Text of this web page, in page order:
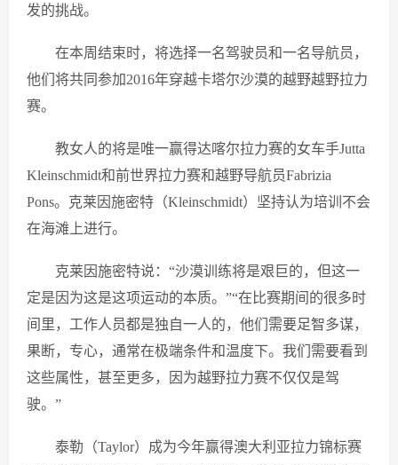
发的挑战。
在本周结束时，将选择一名驾驶员和一名导航员，
他们将共同参加2016年穿越卡塔尔沙漠的越野越野拉力
赛。
教女人的将是唯一赢得达喀尔拉力赛的女车手Jutta
Kleinschmidt和前世界拉力赛和越野导航员Fabrizia
Pons。克莱因施密特（Kleinschmidt）坚持认为培训不会
在海滩上进行。
克莱因施密特说：“沙漠训练将是艰巨的，但这一
定是因为这是这项运动的本质。”“在比赛期间的很多时
间里，工作人员都是独自一人的，他们需要足智多谋，
果断，专心，通常在极端条件和温度下。我们需要看到
这些属性，甚至更多，因为越野拉力赛不仅仅是驾
驶。”
泰勒（Taylor）成为今年赢得澳大利亚拉力锦标赛